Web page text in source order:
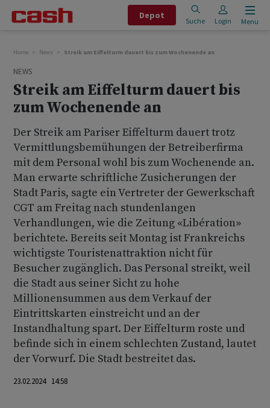
Depot
Suche Login Menu
Home News Streik am Eiffelturm dauert bis zum Wochenende an
NEWS
Streik am Eiffelturm dauert bis
zum Wochenende an
Der Streik am Pariser Eiffelturm dauert trotz
Vermittlungsbemühungen der Betreiberfirma
mit dem Personal wohl bis zum Wochenende an.
Man erwarte schriftliche Zusicherungen der
Stadt Paris, sagte ein Vertreter der Gewerkschaft
CGT am Freitag nach stundenlangen
Verhandlungen, wie die Zeitung «Libération»
berichtete. Bereits seit Montag ist Frankreichs
wichtigste Touristenattraktion nicht für
Besucher zugänglich. Das Personal streikt, weil
die Stadt aus seiner Sicht zu hohe
Millionensummen aus dem Verkauf der
Eintrittskarten einstreicht und an der
Instandhaltung spart. Der Eiffelturm roste und
befinde sich in einem schlechten Zustand, lautet
der Vorwurf. Die Stadt bestreitet das.
23.02.2024 14:58